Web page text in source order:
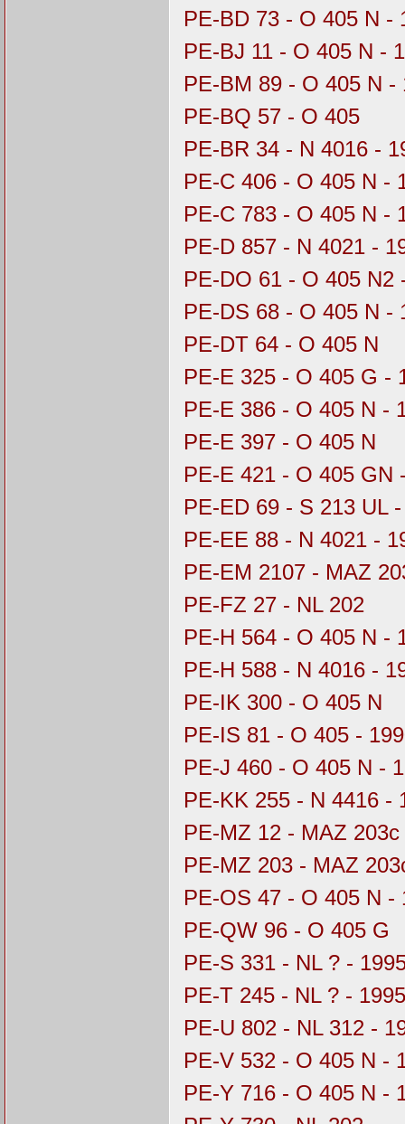
PE-BD 73 - O 405 N -
PE-BJ 11 - O 405 N -
PE-BM 89 - O 405 N -
PE-BQ 57 - O 405
PE-BR 34 - N 4016 -
PE-C 406 - O 405 N -
PE-C 783 - O 405 N -
PE-D 857 - N 4021 -
PE-DO 61 - O 405 N2
PE-DS 68 - O 405 N -
PE-DT 64 - O 405 N
PE-E 325 - O 405 G -
PE-E 386 - O 405 N -
PE-E 397 - O 405 N
PE-E 421 - O 405 GN
PE-ED 69 - S 213 UL
PE-EE 88 - N 4021 -
PE-EM 2107 - MAZ
PE-FZ 27 - NL 202
PE-H 564 - O 405 N -
PE-H 588 - N 4016 -
PE-IK 300 - O 405 N
PE-IS 81 - O 405 -
PE-J 460 - O 405 N -
PE-KK 255 - N 4416 -
PE-MZ 12 - MAZ 203c
PE-MZ 203 - MAZ
PE-OS 47 - O 405 N -
PE-QW 96 - O 405 G
PE-S 331 - NL ? -
PE-T 245 - NL ? - 1995
PE-U 802 - NL 312 -
PE-V 532 - O 405 N -
PE-Y 716 - O 405 N -